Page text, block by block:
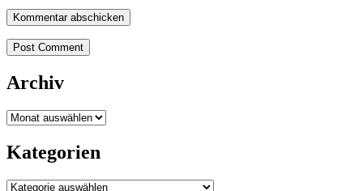
Post Comment
Archiv
Archiv
Kategorien
Kategorien